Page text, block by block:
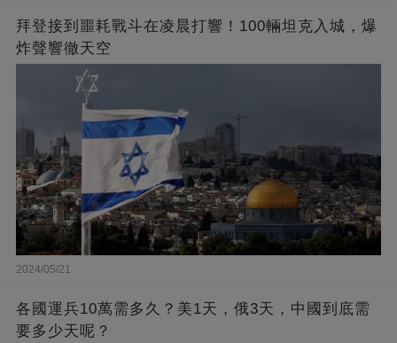
拜登接到噩耗戰斗在凌晨打響！100輛坦克入城，爆
炸聲響徹天空
2024/05/21
各國運兵10萬需多久？美1天，俄3天，中國到底需
要多少天呢？